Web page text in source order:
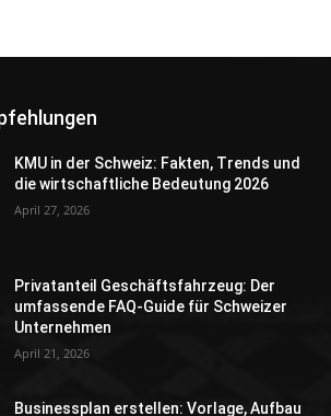
KMU in der Schweiz: Fakten, Trends und
die wirtschaftliche Bedeutung 2026
April 27, 2026
Privatanteil Geschäftsfahrzeug: Der
umfassende FAQ-Guide für Schweizer
Unternehmen
April 21, 2026
Businessplan erstellen: Vorlage, Aufbau